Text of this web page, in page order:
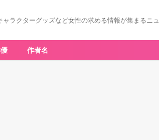
ャラクターグッズなど女性の求める情報が集まるニ
作者名